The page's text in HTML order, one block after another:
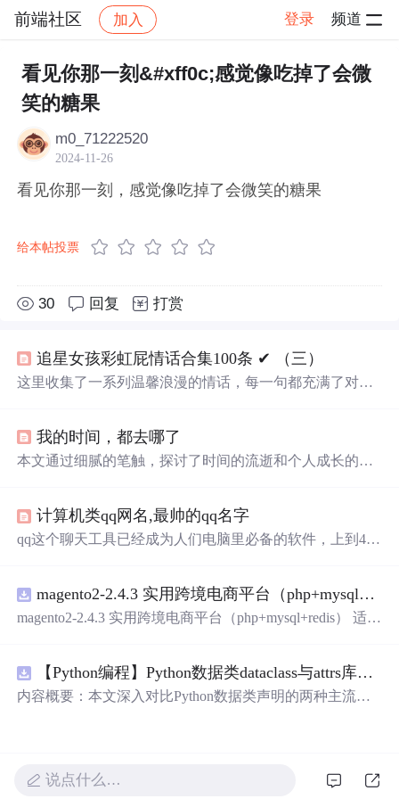
前端社区 加入 登录 频道
社区 前端社区 感慨 帖子详情
看见你那一刻&#xff0c;感觉像吃掉了会微
笑的糖果
m0_71222520
2024-11-26
看见你那一刻，感觉像吃掉了会微笑的糖果
给本帖投票
30 回复 打赏
追星女孩彩虹屁情话合集100条 ✔︎ （三）
这里收集了一系列温馨浪漫的情话，每一句都充满了对爱
我的时间，都去哪了
本文通过细腻的笔触，探讨了时间的流逝和个人成长的关
计算机类qq网名,最帅的qq名字
qq这个聊天工具已经成为人们电脑里必备的软件，上到40~
字符作为名字。就是因为取名没有太多的限制，反而让人
不知道改什么名字好。下面安康网为大家准备了一堆帅气
名技巧大家参考的。1.避免重复。...
magento2-2.4.3 实用跨境电商平台（php+mysql+redis）
magento2-2.4.3 实用跨境电商平台（php+mysql+redis） 适用
【Python编程】Python数据类dataclass与attrs库对比
内容概要：本文深入对比Python数据类声明的两种主流方
unsafe_hash/order/slot参数语义、field()函数的默认值工厂与
元数据配置、以及__post_init__的初始化后处理钩子。通过
说点什么…